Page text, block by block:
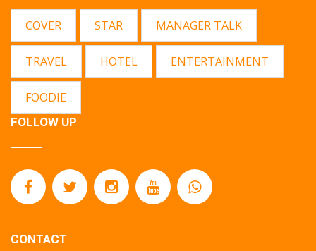
COVER STAR MANAGER TALK
TRAVEL HOTEL ENTERTAINMENT
FOODIE
FOLLOW UP
CONTACT